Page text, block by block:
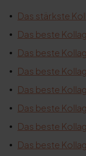
Das stärkste
Das beste
Das beste
Das beste
Das beste
Das beste
Das beste
Das beste